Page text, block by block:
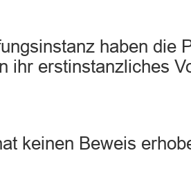
haben die
ihr erstinstanzliches
keinen Beweis